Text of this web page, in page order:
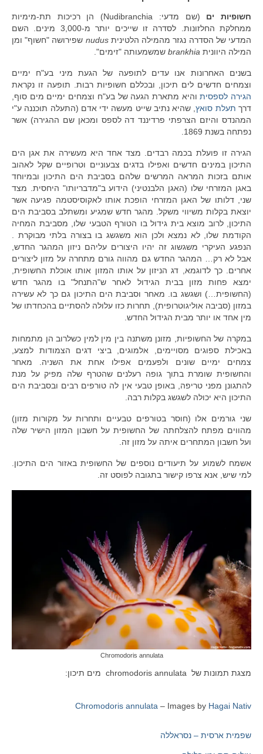
חשופיות ים
(שם מדעי: Nudibranchia) הן רכיכות תת-מימיות
ממחלקת החלזונות. לסדרה זו שייכים יותר מ-3,000 מינים. השם
המדעי של הסדרה נגזר מהמילה הלטיניתnudus שפירושה "חשוף" ומן
המילה היוונית brankhia שמשמעותה "זימים".
בשנים האחרונות אנו עדים לתופעה של הגעת מיני בע"ח ימיים
וצמחים חדשים לים תיכון, ובכללם חשופיות רבות. תופעה זו נקראת
הגירה לספסיתוהיא מתארת הגעה של בע"ח וצמחים ימיים מים סוף,
דרך תעלת סואץ, שהיא נתיב שייט מעשה ידי אדם (התעלה תוכננה ע"י
המהנדס והיזם הצרפתי פרדיננד דה לספס ומכאן שם ההגירה) אשר
נפתחה בשנת 1869.
הגירה זו פועלת בכמה רבדים. מצד אחד היא מעשירה את אגן הים
התיכון במינים חדשים ואפילו בדגים צבעוניים וטרופיים שקל לאהוב
אותם בזכות המראה המרשים שלהם בסביבת הים התיכון ובמיוחד
באגן המזרחי שלו (האגן הלבנטיני) הידוע ב"מדבריותו" היחסית. מצד
שני, דלותו של האגן המזרחי הופכת אותו לאקוסיסטמה פגיעה אשר
יוצאת בקלות משיווי משקל. מהגר חדש שמגיע ומשתלב בסביבת הים
התיכון, לרוב מוצא בית גידול בו הטורף הטבעי שלו, מסביבת המחיה
הקודמת שלו, לא נמצא ולכן הוא משגשג בו בצורה בלתי מבוקרת .
הנפגע העיקרי משגשוג זה יהיו היצורים עליהם ניזון המהגר החדש,
אבל לא רק… המהגר החדש גם מהווה גורם מתחרה על מזון ליצורים
אחרים. כך לדוגמא, דג הניזון על אותו המזון אותו אוכלת החשופית,
ימצא פחות מזון בבית הגידול לאחר ש"התנחל" בו מהגר חדש
(החשופית…) ושגשג בו. מאחר וסביבת הים התיכון גם כך לא עשירה
במזון (סביבה אוליגוטרופית), תחרות כזו עלולה להסתיים בהכחדתו של
מין אחד או יותר מבית הגידול החדש.
במקרה של החשופיות, מזונן משתנה בין מין למין כשלרוב הן מתמחות
באכילת ספוגים מסויימים, אלמוגים, ביצי דגים הצמודות למצע,
צמחים ימיים שונים ולפעמים אפילו אחת את השניה. מאחר
והחשופית שומרת בתוך גופה רעלנים שהטרף שלה מפיק על מנת
להתגונן מפני טריפה, באופן טבעי אין לה טורפים רבים ובסביבת הים
התיכון היא יכולה לשגשג בקלות רבה.
שני גורמים אלו (חוסר בטורפים טבעיים ותחרות על מקורות מזון)
מהווים מפתח להצלחתה של החשופית על חשבון המזון הישיר שלה
ועל חשבון המתחרים איתה על מזון זה.
אשמח לשמוע על תיעודים נוספים של החשופית באזור הים התיכון.
למי שיש, אנא צרפו קישור בתגובה לפוסט זה.
Chromodoris annulata
מצגת תמונות של chromodoris annulata מים תיכון:
Chromodoris annulata – Images by Hagai Nativ
שפמית ארסית – נסראללה